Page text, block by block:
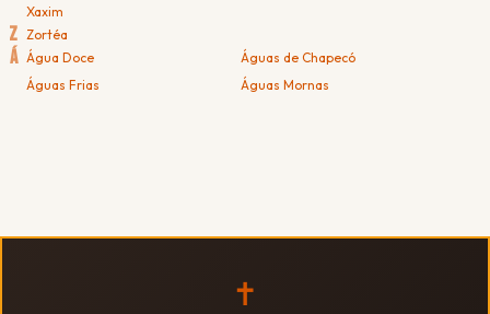
Xaxim
Z Zortéa
Á Água Doce
Águas de Chapecó
Águas Frias
Águas Mornas
✝